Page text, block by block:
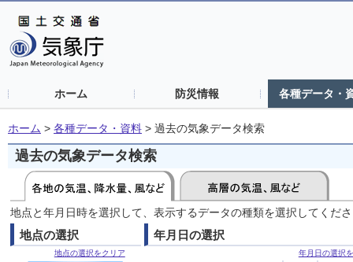
ホーム 防災情報 各種データ・
ホーム > 各種データ・資料 > 過去の気象データ検索
過去の気象データ検索
地点と年月日時を選択して、表示するデータの種類を選択してくだ
地点の選択
地点の選択をクリア
年月日の選択
年月日の選択